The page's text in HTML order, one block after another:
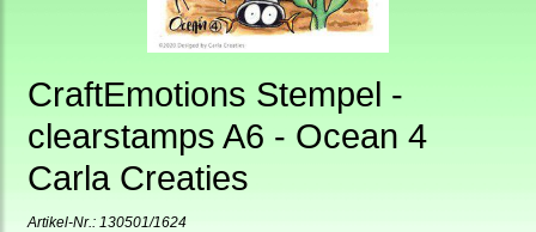
CraftEmotions Stempel -
clearstamps A6 - Ocean 4
Carla Creaties
Artikel-Nr.: 130501/1624